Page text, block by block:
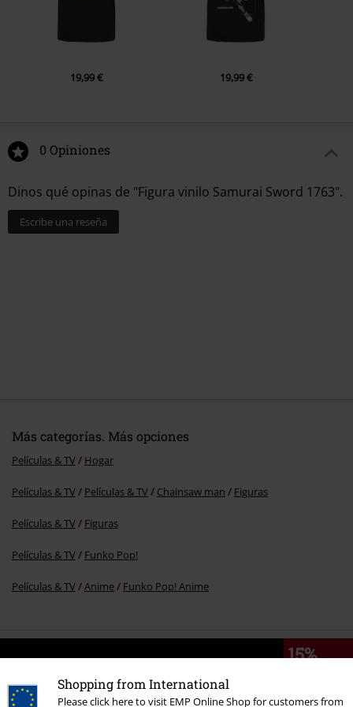
Shopping from International
Please click here to visit EMP Online Shop for customers from
19,99 € 19,99 €
0 Opiniones
Dinos qué opinas de "Figura vinilo Samurai Sword 1763".
Escribe una reseña
Más categorías. Más opciones
Películas & TV Hogar
Películas & TV Películas & TV Chainsaw man Figuras
Películas & TV Figuras
Películas & TV Funko Pop!
Películas & TV Anime Funko Pop! Anime
15%
¡Cheque regalo del 15% de descuento,